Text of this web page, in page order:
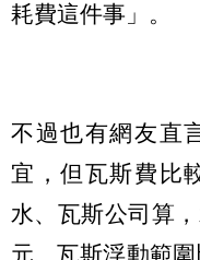
耗費這件事」。
不過也有網友直
宜，但瓦斯費比
水、瓦斯公司算
元、瓦斯浮動範